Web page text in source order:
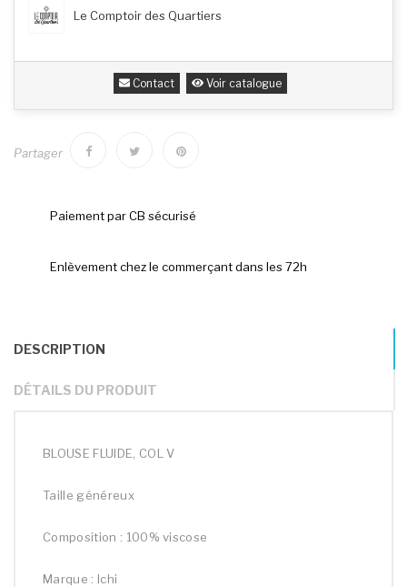
Le Comptoir des Quartiers
Contact Voir catalogue
Partager
Paiement par CB sécurisé
Enlèvement chez le commerçant dans les 72h
DESCRIPTION
DÉTAILS DU PRODUIT
BLOUSE FLUIDE, COL V
Taille généreux
Composition : 100% viscose
Marque : Ichi